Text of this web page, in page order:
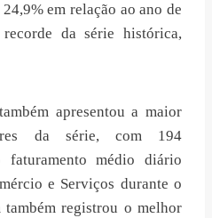
em relação ao ano de
da série histórica,
apresentou a maior
da série, com 194
faturamento médio diário
e Serviços durante o
também registrou o melhor